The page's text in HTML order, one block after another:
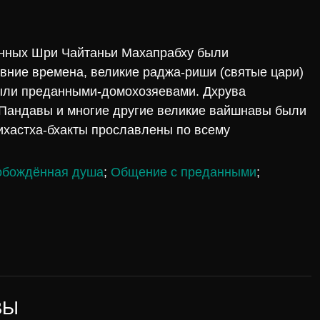
Шри Чайтаньи Махапрабху были
времена, великие раджа-риши (святые цари)
преданными-домохозяевами. Дхрува
и многие другие великие вайшнавы были
бхакты прославлены по всему
душа; Общение с преданными;